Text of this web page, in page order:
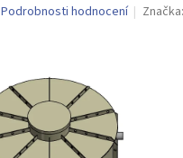
Podrobnosti hodnocení